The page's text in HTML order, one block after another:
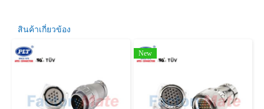
สินค้าเกี่ยวข้อง
New